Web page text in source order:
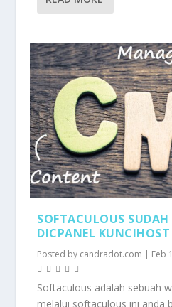
SOFTACULOUS SUDAH
DICPANEL KUNCIHOST
Posted by candradot.com | Feb
Softaculous adalah sebuah
melalui softaculous ini anda